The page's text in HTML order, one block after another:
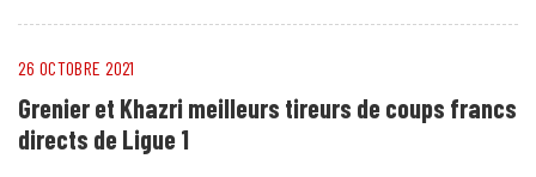
26 OCTOBRE 2021
Grenier et Khazri meilleurs tireurs de coups francs
directs de Ligue 1